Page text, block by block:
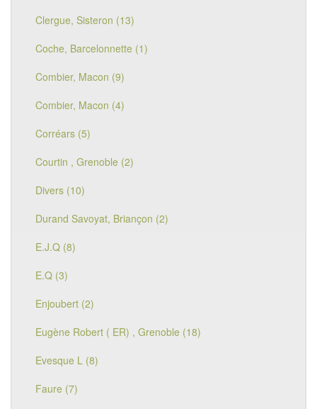
Clergue, Sisteron (13)
Coche, Barcelonnette (1)
Combier, Macon (9)
Combier, Macon (4)
Corréars (5)
Courtin , Grenoble (2)
Divers (10)
Durand Savoyat, Briançon (2)
E.J.Q (8)
E.Q (3)
Enjoubert (2)
Eugène Robert ( ER) , Grenoble (18)
Evesque L (8)
Faure (7)